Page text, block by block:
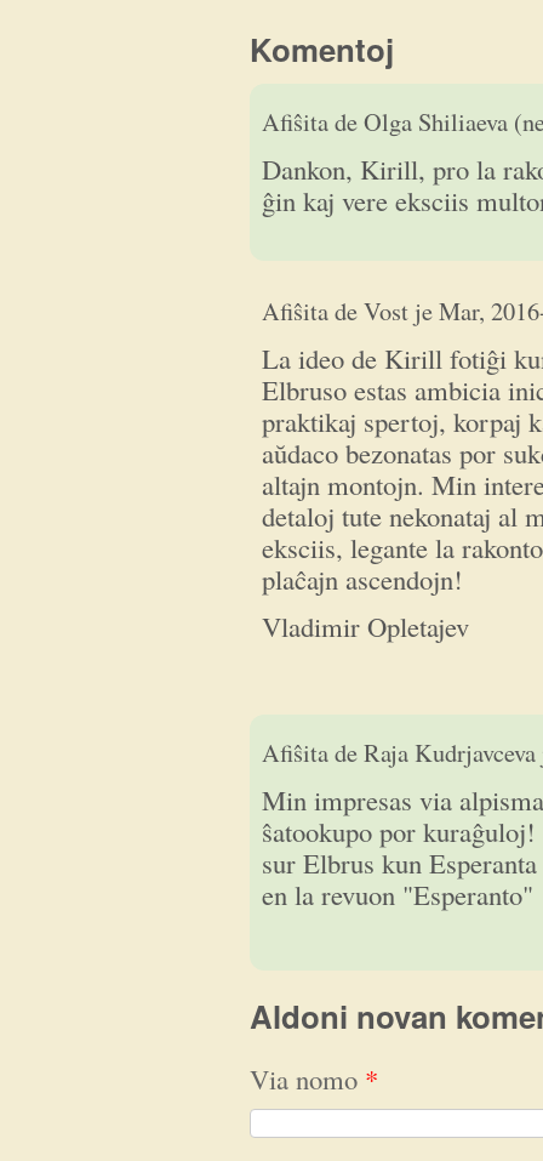
Komentoj
Dankon, Kirill, pro la
Afiŝita deOlga Shiliaeva
Dankon, Kirill, pro la
ĝin kaj vere eksciis
La ideo de Kirill fotiĝi kun
Afiŝita deVost jeMar,
La ideo de Kirill fotiĝi
Elbruso estas ambicia
praktikaj spertoj, korpaj
aŭdaco bezonatas por
altajn montojn. Min
detaloj tute nekonataj al
eksciis, legante la
plaĉajn ascendojn!
Vladimir Opletajev
Min impresas via alpismado,
Afiŝita deRaja Kudrjavceva
Min impresas via
ŝatookupo por
sur Elbrus kun
en la revuon "Esperanto"
Aldoni novan
Via nomo *